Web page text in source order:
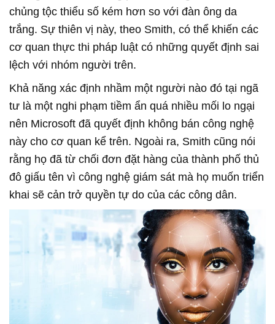
chủng tộc thiểu số kém hơn so với đàn ông da
trắng. Sự thiên vị này, theo Smith, có thể khiến các
cơ quan thực thi pháp luật có những quyết định sai
lệch với nhóm người trên.
Khả năng xác định nhầm một người nào đó tại ngã
tư là một nghi phạm tiềm ẩn quá nhiều mối lo ngại
nên Microsoft đã quyết định không bán công nghệ
này cho cơ quan kể trên. Ngoài ra, Smith cũng nói
rằng họ đã từ chối đơn đặt hàng của thành phố thủ
đô giấu tên vì công nghệ giám sát mà họ muốn triển
khai sẽ cản trở quyền tự do của các công dân.